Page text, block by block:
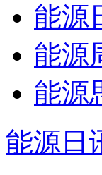
能源
能源
能源
能源日